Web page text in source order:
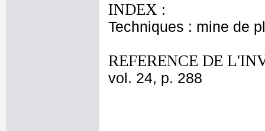
INDEX :
Techniques : mine de
REFERENCE DE
vol. 24, p. 288